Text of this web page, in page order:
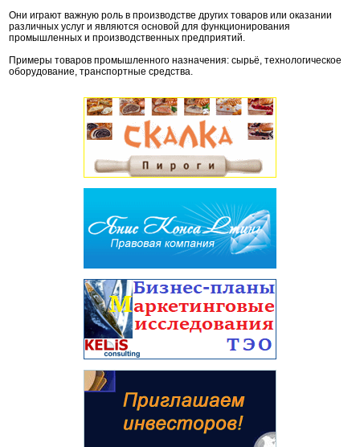
Они играют важную роль в производстве других товаров или оказании
различных услуг и являются основой для функционирования
промышленных и производственных предприятий.
Примеры товаров промышленного назначения: сырьё, технологическое
оборудование, транспортные средства.